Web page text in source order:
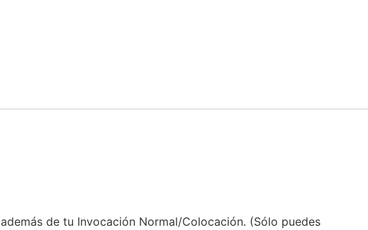
de tu Invocación Normal/Colocación. (Sólo puedes